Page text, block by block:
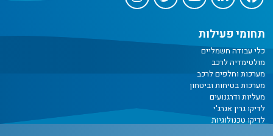
תחומי פעילות
כלי עבודה חשמליים
מולטימדיה לרכב
מערכות וחלפים לרכב
מערכות בטיחות וביטחון
מעליות ודרגנועים
לדיקו גרין אנרג'י
לדיקו טכנולוגיות